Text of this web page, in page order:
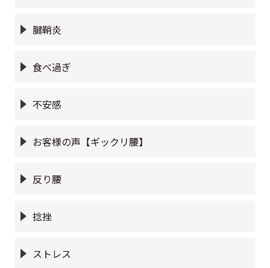
腱鞘炎
食べ過ぎ
不安感
お客様の声【ギックリ腰】
反り腰
捻挫
ストレス